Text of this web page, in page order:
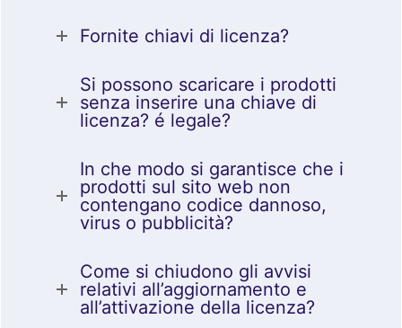
Fornite chiavi di licenza?
Si possono scaricare i prodotti
senza inserire una chiave di
licenza? é legale?
In che modo si garantisce che i
prodotti sul sito web non
contengano codice dannoso,
virus o pubblicità?
Come si chiudono gli avvisi
relativi all’aggiornamento e
all’attivazione della licenza?